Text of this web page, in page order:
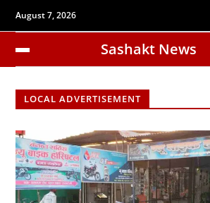
August 7, 2026
Sashakt News
LOCAL ADVERTISEMENT